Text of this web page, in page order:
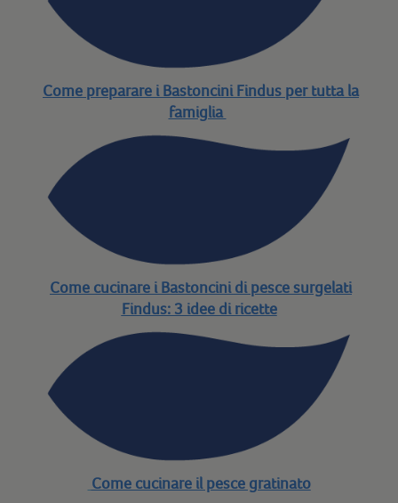
Come preparare i Bastoncini Findus per tutta la
famiglia
Come cucinare i Bastoncini di pesce surgelati
Findus: 3 idee di ricette
Come cucinare il pesce gratinato